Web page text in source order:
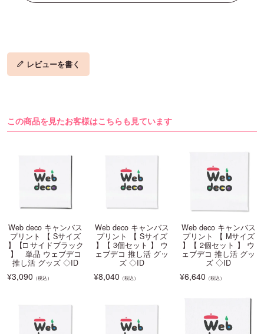
レビューを書く
この商品を見たお客様はこちらも見ています
Web deco キャンバス
プリント 【 Sサイズ
】【□ サイドブラック
】 単品 ウェブデコ
推し活 グッズ ◇ID
¥3,090 （税込）
Web deco キャンバス
プリント 【 Sサイズ
】【 3個セット 】 ウ
ェブデコ 推し活 グッ
ズ ◇ID
¥8,040 （税込）
Web deco キャンバス
プリント 【 Mサイズ
】【 2個セット 】 ウ
ェブデコ 推し活 グッ
ズ ◇ID
¥6,640 （税込）